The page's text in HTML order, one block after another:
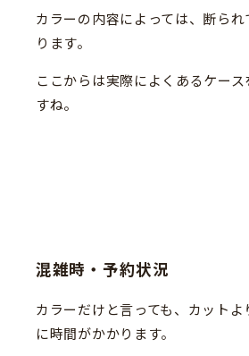
カラーの内容によっては、断ら
ります。
ここからは実際によくあるケー
すね。
混雑時・予約状況
カラーだけと言っても、カット
に時間がかかります。